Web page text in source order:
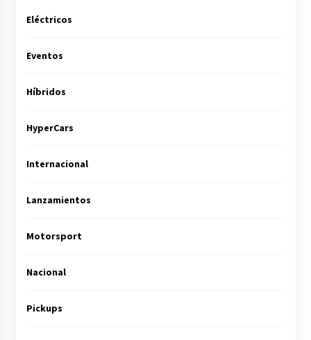
Eléctricos
Eventos
Híbridos
HyperCars
Internacional
Lanzamientos
Motorsport
Nacional
Pickups